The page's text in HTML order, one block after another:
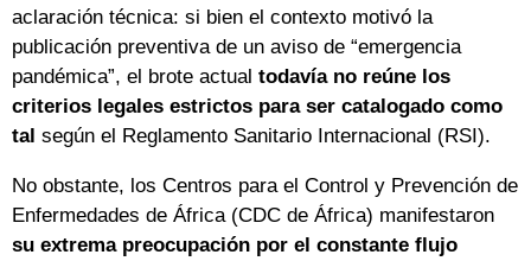
aclaración técnica: si bien el contexto motivó la
publicación preventiva de un aviso de “emergencia
pandémica”, el brote actual todavía no reúne los
criterios legales estrictos para ser catalogado como
tal según el Reglamento Sanitario Internacional (RSI).
No obstante, los Centros para el Control y Prevención de
Enfermedades de África (CDC de África) manifestaron
su extrema preocupación por el constante flujo